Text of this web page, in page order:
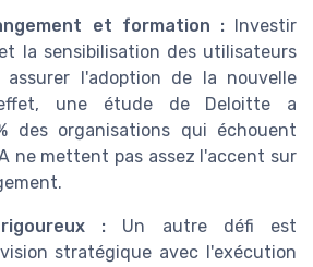
et formation :Investir
la sensibilisation des utilisateurs
l'adoption de la nouvelle
une étude de Deloitte a
des organisations qui échouent
ne mettent pas assez l'accent sur
: Un autre défi est
stratégique avec l'exécution